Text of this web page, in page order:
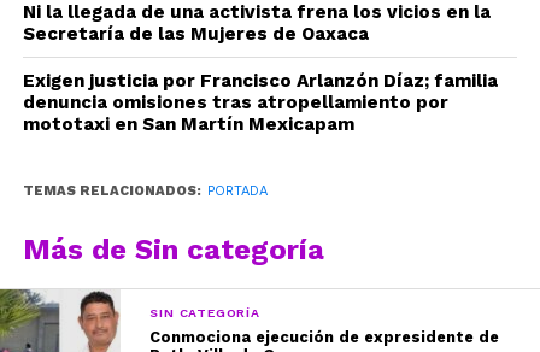
Ni la llegada de una activista frena los vicios en la
Secretaría de las Mujeres de Oaxaca
Exigen justicia por Francisco Arlanzón Díaz; familia
denuncia omisiones tras atropellamiento por
mototaxi en San Martín Mexicapam
TEMAS RELACIONADOS: PORTADA
Más de Sin categoría
SIN CATEGORÍA
Conmociona ejecución de expresidente de